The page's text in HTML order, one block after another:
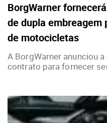
BorgWarner
de dupla embreagem
de motocicletas
A BorgWarner anunciou
contrato para fornecer